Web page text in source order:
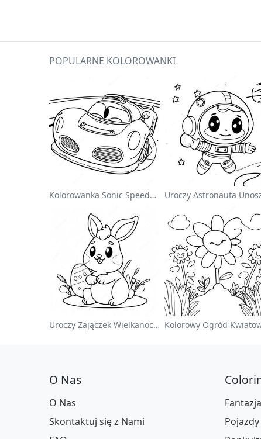
POPULARNE KOLOROWANKI
Kolorowanka Sonic Speedster
Uroczy Zajączek Wielkanocny Na Kolorowance
O Nas
O Nas
Skontaktuj się z Nami
Fantazja
Pojazdy